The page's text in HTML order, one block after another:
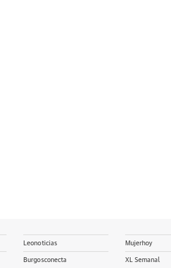
Leonoticias
Burgosconecta
Mujerhoy
XL Semanal